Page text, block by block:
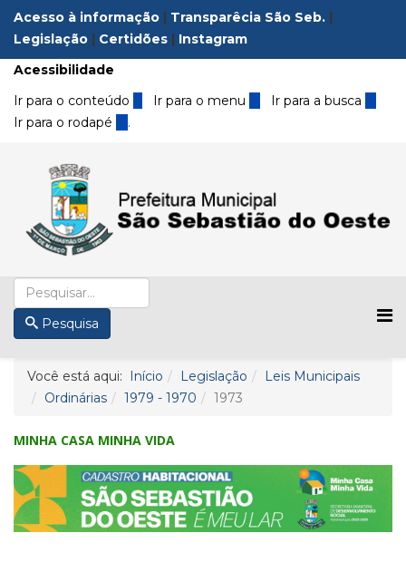
Acesso à informação | Transparêcia São Seb. |
Legislação | Certidões | Instagram
Acessibilidade
Ir para o conteúdo 1 Ir para o menu 2 Ir para a busca3
Ir para o rodapé 4 .
Pesquisa
Você está aqui: Início Legislação
Leis Municipais
Ordinárias
1979 - 1970 1973
MINHA CASA MINHA VIDA